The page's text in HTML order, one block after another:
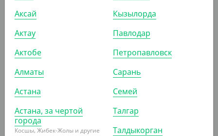
Аксай
Актау
Актобе
Алматы
Астана
Астана, за чертой
города
Косшы, Жибек-Жолы и другие
Кызылорда
Павлодар
Петропавловск
Сарань
Семей
Талгар
Талдыкорган